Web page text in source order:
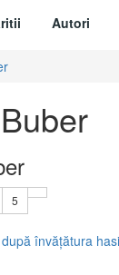
Autori
5